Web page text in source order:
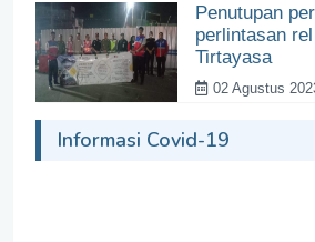
Penutupan
perlintasan
Tirtayasa
02 Agustus
Informasi Covid-19